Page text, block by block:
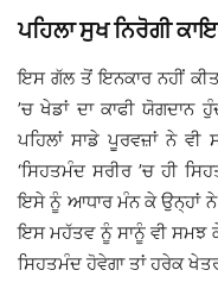
ਪਹਿਲਾ ਸੁਖ ਨਿਰੋਗੀ
ਇਸ ਗੱਲ ਤੋਂ ਇਨਕਾਰ ਨਹੀਂ
’ਚ ਖੇਡਾਂ ਦਾ ਕਾਫੀ
ਪਹਿਲਾਂ ਸਾਡੇ ਪੂਰਵਜ਼ਾਂ ਨੇ ਵੀ
‘ਸਿਹਤਮੰਦ ਸਰੀਰ ’ਚ ਹੀ
ਇਸੇ ਨੂੰ ਆਧਾਰ ਮੰਨ ਕੇ ਉਨ੍ਹਾਂ ਨੇ
ਇਸ ਮਹੱਤਵ ਨੂੰ ਸਾਨੂੰ ਵੀ ਸਮਝ
ਸਿਹਤਮੰਦ ਹੋਵੇਗਾ ਤਾਂ ਹਰੇਕ